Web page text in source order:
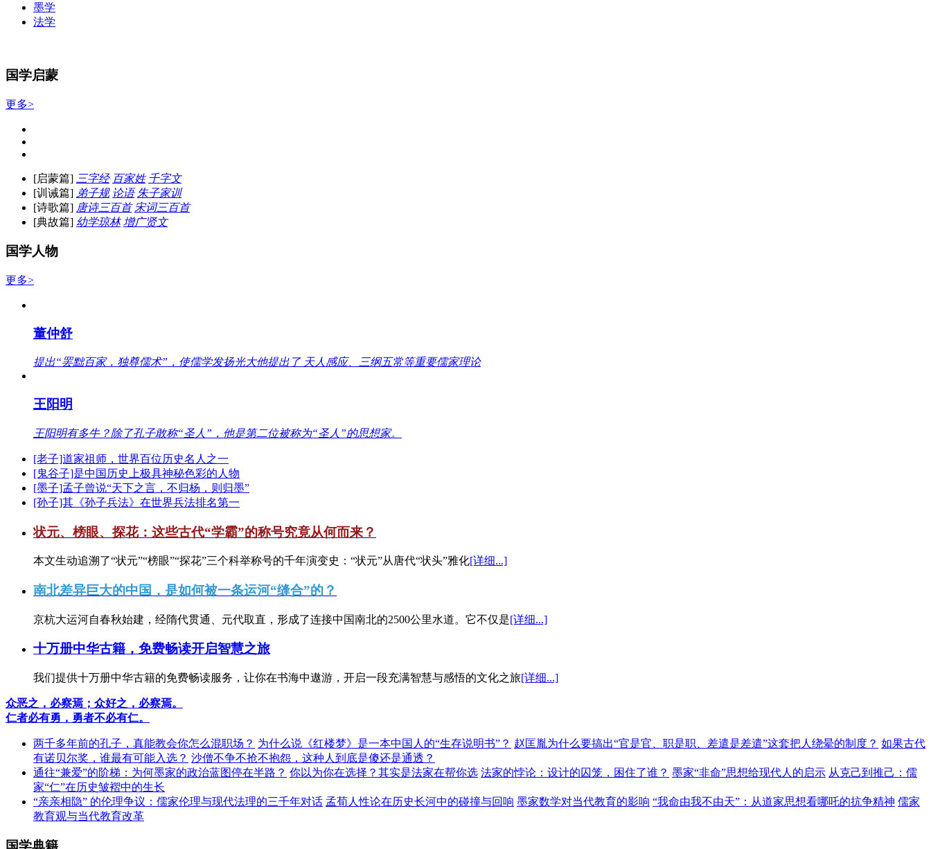
墨学
法学
国学启蒙
更多>
[启蒙篇] 三字经 百家姓 千字文
[训诫篇] 弟子规 论语 朱子家训
[诗歌篇] 唐诗三百首 宋词三百首
[典故篇] 幼学琼林 增广贤文
国学人物
更多>
董仲舒
提出“罢黜百家，独尊儒术”，使儒学发扬光大他提出了 天人感应、三纲五常等重要儒家理论
王阳明
王阳明有多牛？除了孔子敢称“圣人”，他是第二位被称为“圣人”的思想家。
[老子]道家祖师，世界百位历史名人之一
[鬼谷子]是中国历史上极具神秘色彩的人物
[墨子]孟子曾说“天下之言，不归杨，则归墨”
[孙子]其《孙子兵法》在世界兵法排名第一
状元、榜眼、探花：这些古代“学霸”的称号究竟从何而来？
本文生动追溯了“状元”“榜眼”“探花”三个科举称号的千年演变史：“状元”从唐代“状头”雅化[详细...]
南北差异巨大的中国，是如何被一条运河“缝合”的？
京杭大运河自春秋始建，经隋代贯通、元代取直，形成了连接中国南北的2500公里水道。它不仅是[详细...]
十万册中华古籍，免费畅读开启智慧之旅
我们提供十万册中华古籍的免费畅读服务，让你在书海中遨游，开启一段充满智慧与感悟的文化之旅[详细...]
众恶之，必察焉；众好之，必察焉。
仁者必有勇，勇者不必有仁。
两千多年前的孔子，真能教会你怎么混职场？ 为什么说《红楼梦》是一本中国人的“生存说明书”？ 赵匡胤为什么要搞出“官是官、职是职、差遣是差遣”这套把人绕晕的制度？ 如果古代
有诺贝尔奖，谁最有可能入选？ 沙僧不争不抢不抱怨，这种人到底是傻还是通透？
通往“兼爱”的阶梯：为何墨家的政治蓝图停在半路？ 你以为你在选择？其实是法家在帮你选 法家的悖论：设计的囚笼，困住了谁？ 墨家“非命”思想给现代人的启示 从克己到推己：儒
家“仁”在历史皱褶中的生长
“亲亲相隐” 的伦理争议：儒家伦理与现代法理的三千年对话 孟荀人性论在历史长河中的碰撞与回响 墨家数学对当代教育的影响 “我命由我不由天”：从道家思想看哪吒的抗争精神 儒家
教育观与当代教育改革
国学典籍